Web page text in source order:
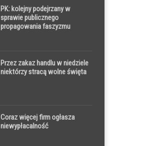
PK: kolejny podejrzany w
sprawie publicznego
propagowania faszyzmu
Przez zakaz handlu w niedziele
niektórzy stracą wolne święta
Coraz więcej firm ogłasza
niewypłacalność